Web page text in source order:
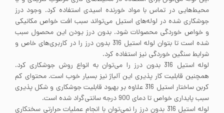
محیط‌هایی در تماس با مواد خورنده اسیدی استفاده کرد. وجود درز
جوشکاری شده در لوله‌های استیل می‌تواند سبب افت خواص مکانیکی
و خواص خوردگی محصولات شود. بدون درز بودن این محصول سبب
شده است تا بتوان لوله استیل 316 بدون درز را در کاربری‌های خاص و
شرایط سنگین خوردگی نیز استفاده کرد.
لوله استیل 316 بدون درز را می‌توان به انواع روش‌ جوشکاری کرد.
همچنین قابلیت کار پذیری این آلیاژ نیز بسیار خوب است. محتوای کم
کربن ساختار استیل 316 علاوه بر بهبود قابلیت جوشکاری و شکل پذیری
سبب پایداری خواص تا دمای 900 درجه سانتی‌گراد شده است.
لوله استیل 316 بدون درز را نمی‌توان با انجام عملیات حرارتی سختکاری